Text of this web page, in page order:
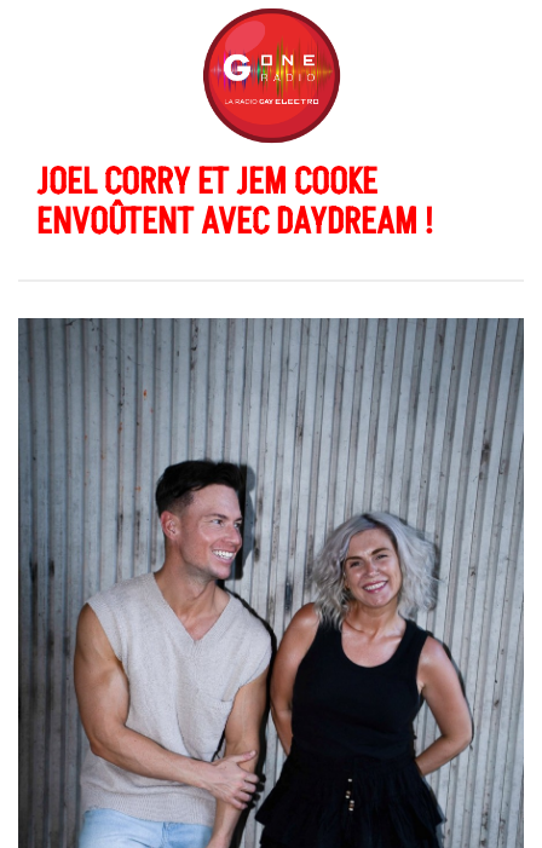
JOEL CORRY ET JEM COOKE
ENVOÛTENT AVEC DAYDREAM !